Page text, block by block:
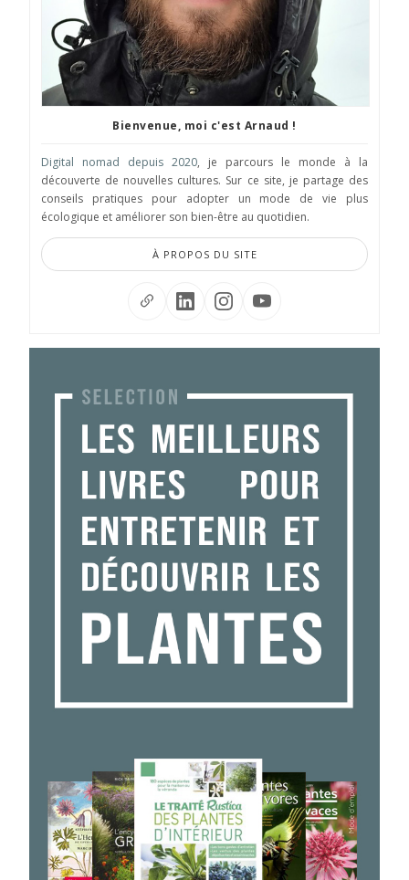
Bienvenue, moi c'est Arnaud !
Digital nomad depuis 2020, je parcours le monde à la
découverte de nouvelles cultures. Sur ce site, je partage des
conseils pratiques pour adopter un mode de vie plus
écologique et améliorer son bien-être au quotidien.
À PROPOS DU SITE